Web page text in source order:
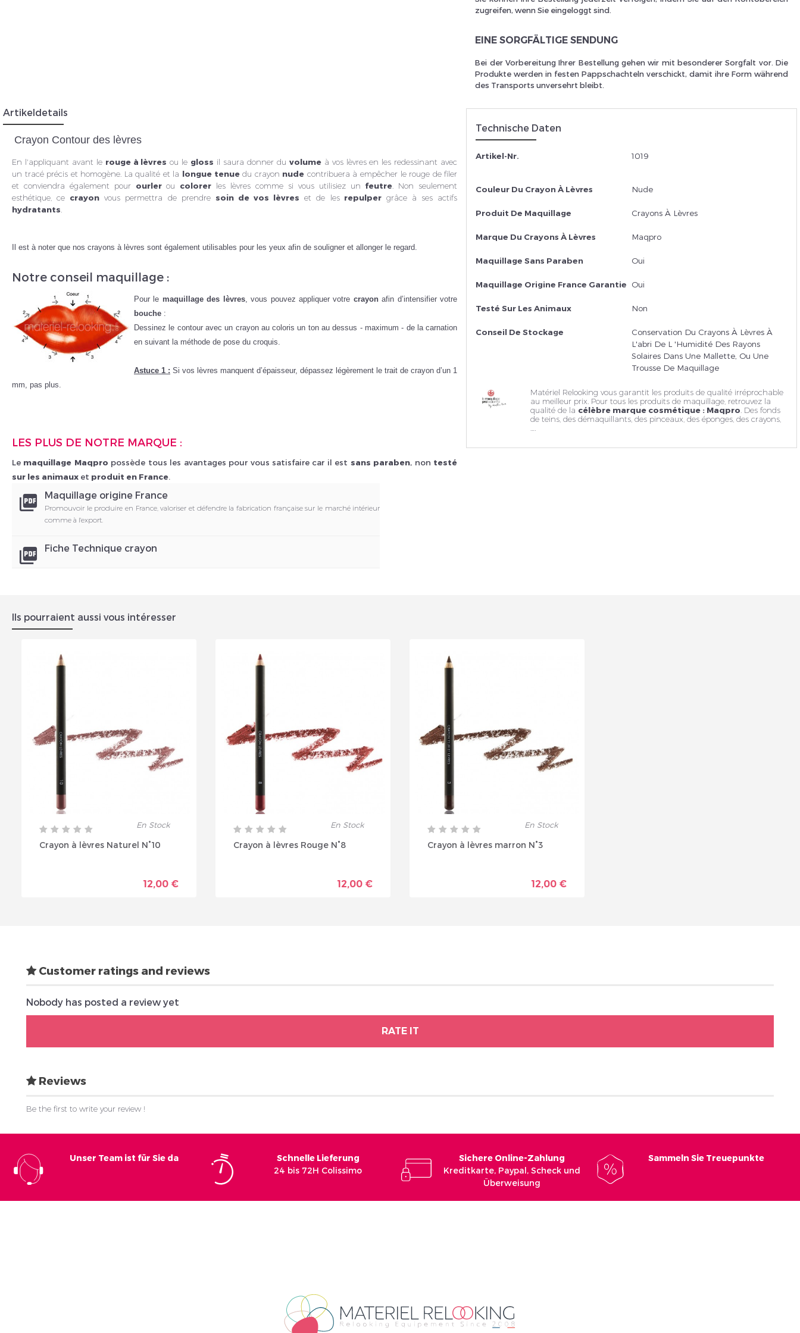
zugreifen, wenn Sie eingeloggt sind.
EINE SORGFÄLTIGE SENDUNG
Bei der Vorbereitung Ihrer Bestellung gehen wir mit besonderer Sorgfalt vor. Die
Produkte werden in festen Pappschachteln verschickt, damit ihre Form während
des Transports unversehrt bleibt.
Artikeldetails
Crayon Contour des lèvres
En l'appliquant avant le rouge à lèvres ou le gloss il saura donner du volumeà vos lèvres en les redessinant avec
un tracé précis et homogène. La qualité et la longue tenuedu crayon nude contribuera à empêcher le rouge de filer
et conviendra également pour ourlerou colorer les lèvres comme si vous utilisiez un feutre
Non seulement
esthétique, ce crayon vous permettra de prendre soin de vos lèvres et de lesrepulpergrâce à ses actifs
hydratants
Il est à noter que nos crayons à lèvres sont également utilisables pour les yeux afin de souligner et allonger le regard.
Notre conseil maquillage :
Pour le maquillage des lèvres, vous pouvez appliquer votre crayonafin d’intensifier votre
bouche :
Dessinez le contour avec un crayon au coloris un ton au dessus - maximum - de la carnation
en suivant la méthode de pose du croquis.
Astuce 1 : Si vos lèvres manquent d’épaisseur, dépassez légèrement le trait de crayon d’un 1
mm, pas plus.
LES PLUS DE NOTRE MARQUE :
Le maquillage Maqpro possède tous les avantages pour vous satisfaire car il est sans paraben, non testé
sur les animaux et produit en France.
picture_as_pdf Maquillage origine France
Promouvoir le produire en France, valoriser et défendre la fabrication française sur le marché intérieur
comme à l'export.
picture_as_pdf Fiche Technique crayon
Technische Daten
Artikel-Nr. 1019
Couleur Du Crayon À Lèvres Nude
Produit De Maquillage Crayons À Lèvres
Marque Du Crayons À Lèvres Maqpro
Maquillage Sans Paraben Oui
Maquillage Origine France Garantie Oui
Testé Sur Les Animaux Non
Conseil De Stockage
Conservation Du Crayons À Lèvres À
L'abri De L 'humidité Des Rayons
Solaires Dans Une Mallette, Ou Une
Trousse De Maquillage
Matériel Relooking vous garantit les produits de qualité irréprochable
au meilleur prix. Pour tous les produits de maquillage, retrouvez la
qualité de la célèbre marque cosmétique : Maqpro . Des fonds
de teins, desdémaquillants , des pinceaux, des éponges, des crayons,
Ils pourraient aussi vous intéresser
En Stock
Crayon à lèvres Naturel N°10
12,00 €
En Stock
Crayon à lèvres Rouge N°8
12,00 €
En Stock
Crayon à lèvres marron N°3
12,00 €
Customer ratings and reviews
Nobody has posted a review yet
RATE IT
Reviews
Be the first to write your review !
Unser Team ist für Sie da
Schnelle Lieferung
24 bis 72H Colissimo
Sichere Online-Zahlung
Kreditkarte, Paypal, Scheck und
Überweisung
Sammeln Sie Treuepunkte